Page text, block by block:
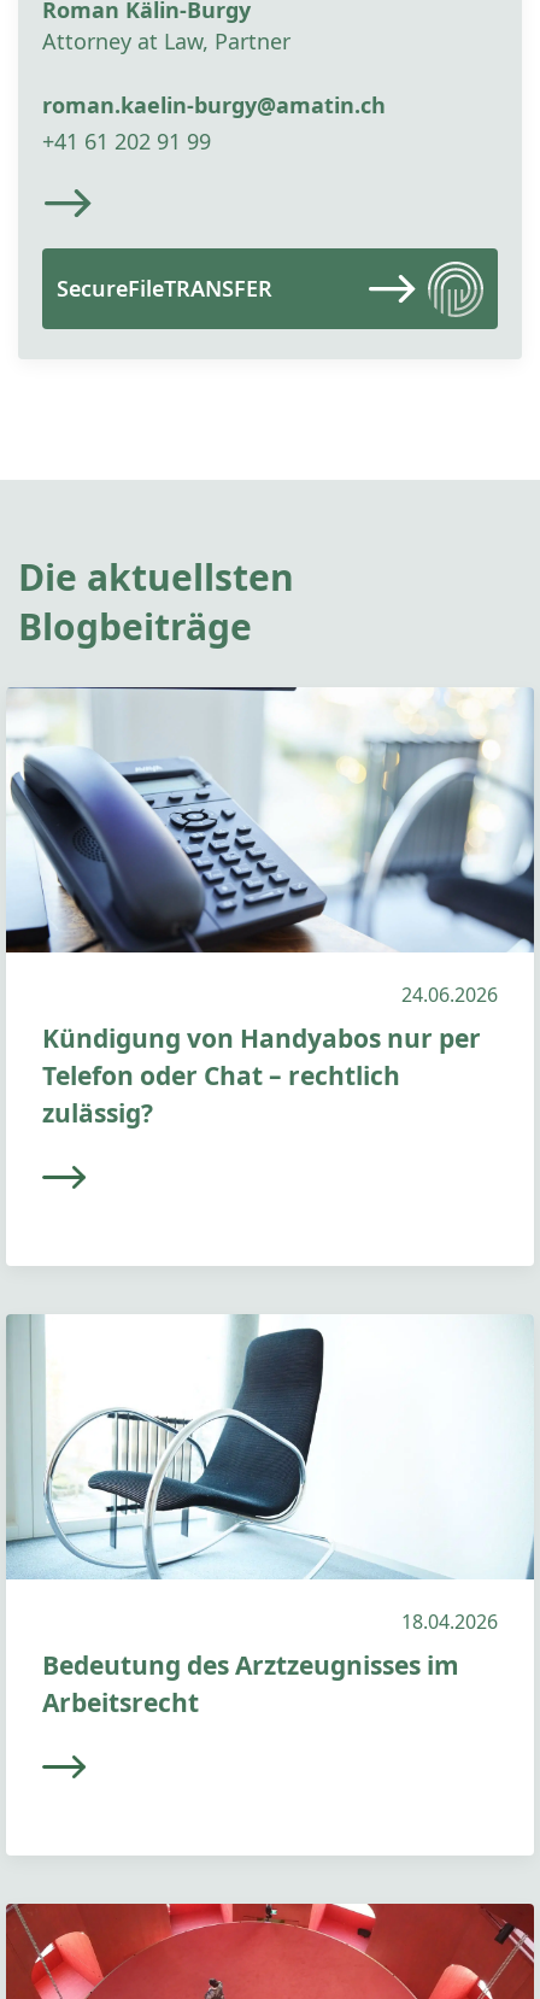
Roman Kälin-Burgy
Attorney at Law, Partner
roman.kaelin-burgy@amatin.ch
+41 61 202 91 99
SecureFileTRANSFER
Die aktuellsten
Blogbeiträge
24.06.2026
Kündigung von Handyabos nur per
Telefon oder Chat – rechtlich
zulässig?
18.04.2026
Bedeutung des Arztzeugnisses im
Arbeitsrecht